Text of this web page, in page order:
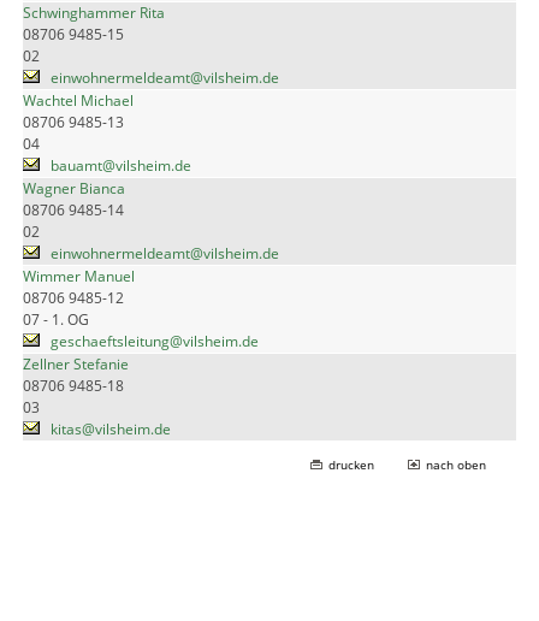
Schwinghammer Rita
08706 9485-15
02
einwohnermeldeamt@vilsheim.de
Wachtel Michael
08706 9485-13
04
bauamt@vilsheim.de
Wagner Bianca
08706 9485-14
02
einwohnermeldeamt@vilsheim.de
Wimmer Manuel
08706 9485-12
07 - 1. OG
geschaeftsleitung@vilsheim.de
Zellner Stefanie
08706 9485-18
03
kitas@vilsheim.de
drucken nach oben